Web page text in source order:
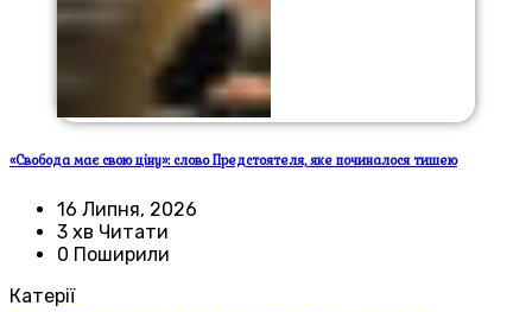
«Свобода має свою ціну»: слово Предстоятеля, яке починалося тишею
16 Липня, 2026
3 хв Читати
0 Поширили
Катерії